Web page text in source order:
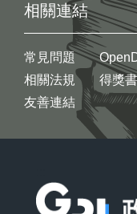
相關連結
常見問題
相關法規
友善連結
得獎